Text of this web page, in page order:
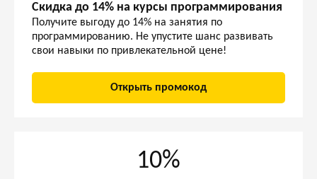
Скидка до 14% на курсы программирования
Получите выгоду до 14% на занятия по
программированию. Не упустите шанс развивать
свои навыки по привлекательной цене!
Открыть промокод
10%